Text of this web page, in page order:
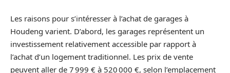
Les raisons pour s’intéresser à l’achat de garages à
Houdeng varient. D’abord, les garages représentent un
investissement relativement accessible par rapport à
l’achat d’un logement traditionnel. Les prix de vente
peuvent aller de 7 999 € à 520 000 €, selon l’emplacement